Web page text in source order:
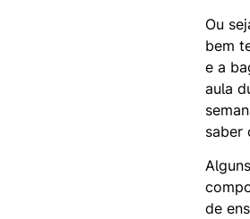
Ou
bem
e a
aula
saber
de